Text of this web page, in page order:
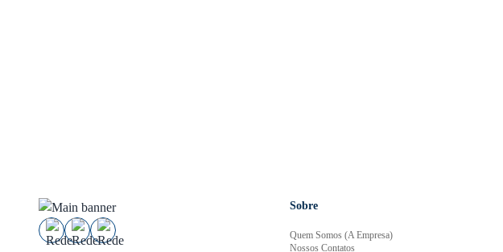
Sobre
Quem Somos (A Empresa)
Nossos Contatos